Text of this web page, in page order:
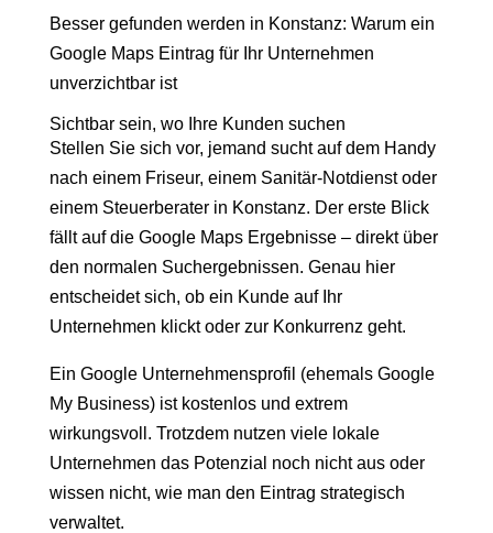
Besser gefunden werden in Konstanz: Warum ein
Google Maps Eintrag für Ihr Unternehmen
unverzichtbar ist
Sichtbar sein, wo Ihre Kunden suchen
Stellen Sie sich vor, jemand sucht auf dem Handy
nach einem Friseur, einem Sanitär-Notdienst oder
einem Steuerberater in Konstanz. Der erste Blick
fällt auf die Google Maps Ergebnisse – direkt über
den normalen Suchergebnissen. Genau hier
entscheidet sich, ob ein Kunde auf Ihr
Unternehmen klickt oder zur Konkurrenz geht.
Ein Google Unternehmensprofil (ehemals Google
My Business) ist kostenlos und extrem
wirkungsvoll. Trotzdem nutzen viele lokale
Unternehmen das Potenzial noch nicht aus oder
wissen nicht, wie man den Eintrag strategisch
verwaltet.